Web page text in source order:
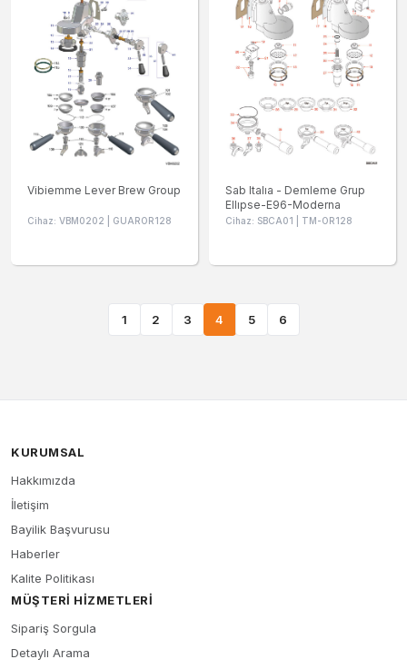
Vibiemme Lever Brew Group
Cihaz: VBM0202 | GUAROR128
Sab Italıa - Demleme Grup
Ellıpse-E96-Moderna
Cihaz: SBCA01 | TM-OR128
1 2 3 4 5 6
KURUMSAL
Hakkımızda
İletişim
Bayilik Başvurusu
Haberler
Kalite Politikası
MÜŞTERI HIZMETLERI
Sipariş Sorgula
Detaylı Arama